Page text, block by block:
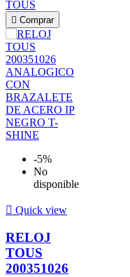
TOUS
 Comprar
-5%
No
disponible
 Quick view
RELOJ
TOUS
200351026